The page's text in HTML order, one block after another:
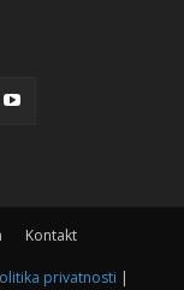
Kontakt
privatnosti |